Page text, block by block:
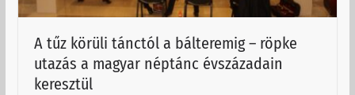
A tűz körüli tánctól a bálteremig – röpke
utazás a magyar néptánc évszázadain
keresztül